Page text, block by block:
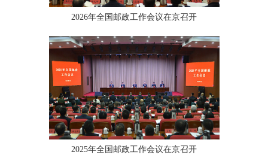
2026年全国邮政工作会议在京召开
2025年全国邮政工作会议在京召开